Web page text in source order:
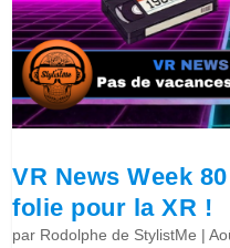
VR News Week
folie pour la XR !
par Rodolphe de StylistMe |